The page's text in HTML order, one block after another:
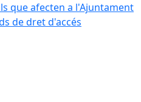
que afecten a l'Ajuntament
de dret d'accés